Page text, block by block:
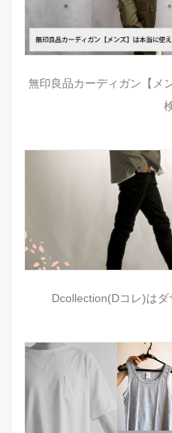
無印良品カーディガン【メ
Dcollection(Dコレ)は